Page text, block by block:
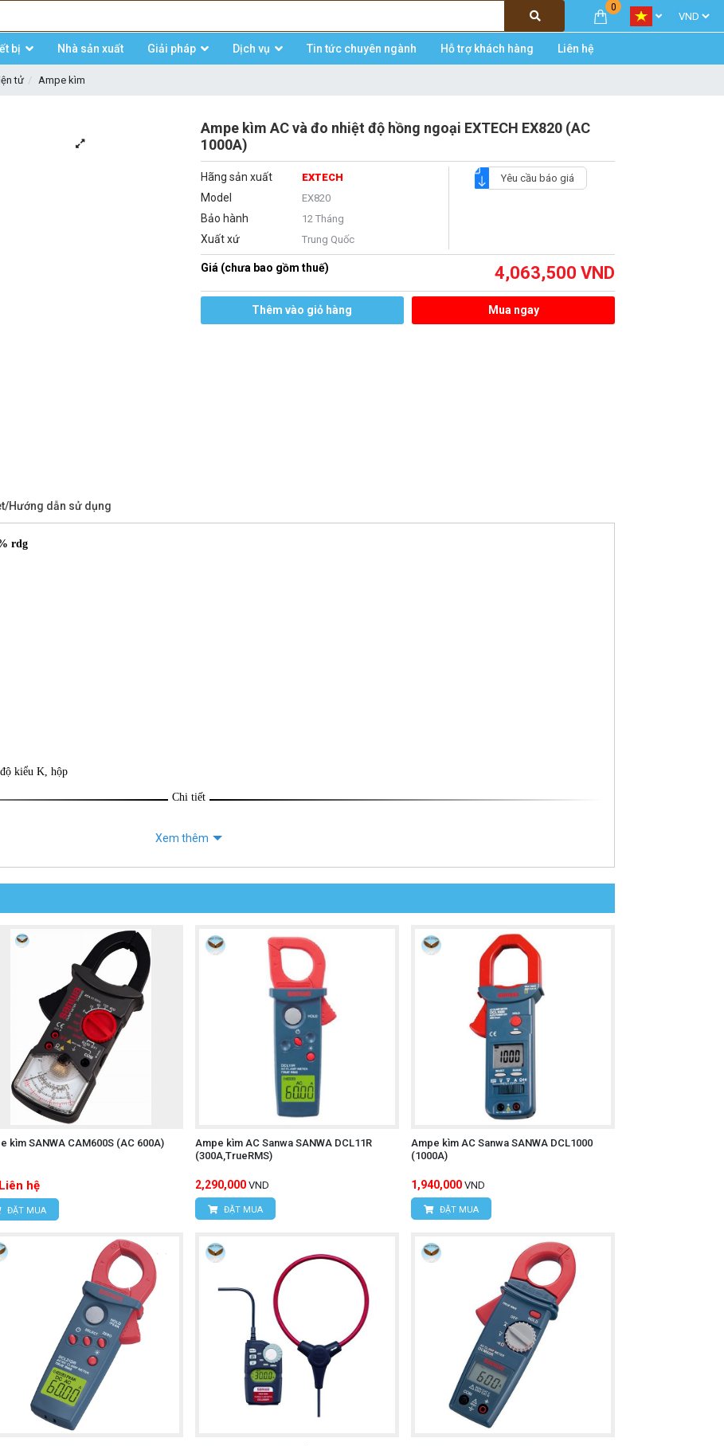
0
bị Nhà sản xuất Giải pháp Dịch vụ Tin tức chuyên ngành Hỗ trợ khách hàng Liên hệ
tử Ampe kìm
Ampe kìm AC và đo nhiệt độ hồng ngoại EXTECH EX820 (AC
1000A)
Hãng sản xuất EXTECH
Model EX820
Bảo hành 12 Tháng
Xuất xứ Trung Quốc
Yêu cầu báo giá
Giá (chưa bao gồm thuế) 4,063,500 VND
Thêm vào giỏ hàng Mua ngay
Hướng dẫn sử dụng
rdg
kiểu K, hộp
Chi tiết
Xem thêm
kìm SANWA CAM600S (AC 600A)
Liên hệ
ĐẶT MUA
Ampe kìm AC Sanwa SANWA DCL11R
(300A,TrueRMS)
2,290,000 VND
ĐẶT MUA
Ampe kìm AC Sanwa SANWA DCL1000
(1000A)
1,940,000 VND
ĐẶT MUA